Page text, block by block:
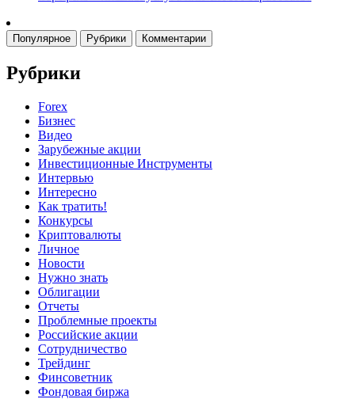
Популярное Рубрики Комментарии
Рубрики
Forex
Бизнес
Видео
Зарубежные акции
Инвестиционные Инструменты
Интервью
Интересно
Как тратить!
Конкурсы
Криптовалюты
Личное
Новости
Нужно знать
Облигации
Отчеты
Проблемные проекты
Российские акции
Сотрудничество
Трейдинг
Финсоветник
Фондовая биржа